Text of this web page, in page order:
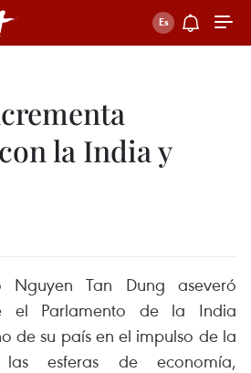
la India y
Nguyen Tan Dung aseveró
el Parlamento de la India
de su país en el impulso de la
esferas de economía,